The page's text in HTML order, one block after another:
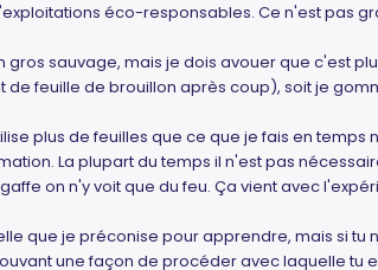
éco-responsables. Ce n'est pas
gros sauvage, mais je dois avouer que c'est
feuille de brouillon après coup), soit je
plus de feuilles que ce que je fais en
La plupart du temps il n'est pas
on n'y voit que du feu. Ça vient avec
que je préconise pour apprendre, mais si
une façon de procéder avec laquelle tu